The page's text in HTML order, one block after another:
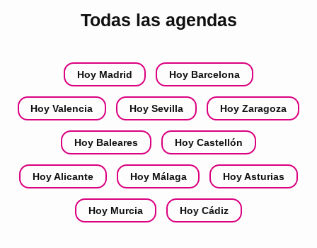
Todas las agendas
Hoy Madrid Hoy Barcelona
Hoy Valencia Hoy Sevilla Hoy Zaragoza
Hoy Baleares Hoy Castellón
Hoy Alicante Hoy Málaga Hoy Asturias
Hoy Murcia Hoy Cádiz